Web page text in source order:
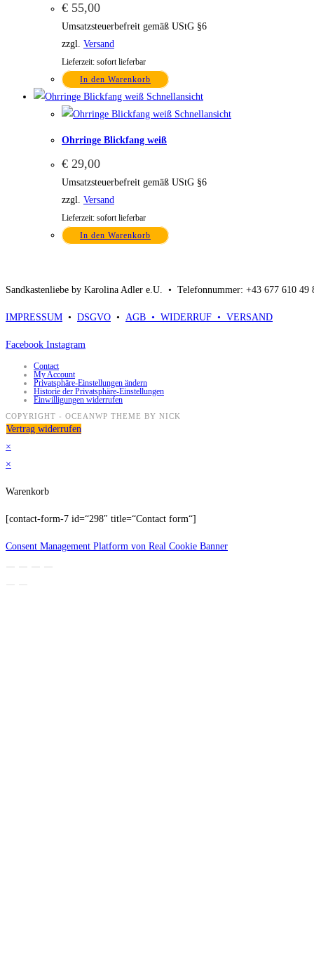
€ 55,00
Umsatzsteuerbefreit gemäß UStG §6
zzgl. Versand
Lieferzeit: sofort lieferbar
In den Warenkorb
Schnellansicht
Schnellansicht
Ohrringe Blickfang weiß
€ 29,00
Umsatzsteuerbefreit gemäß UStG §6
zzgl. Versand
Lieferzeit: sofort lieferbar
In den Warenkorb
Sandkastenliebe by Karolina Adler e.U. • Telefonnummer: +43 677 610
IMPRESSUM • DSGVO • AGB • WIDERRUF • VERSAND
Facebook Instagram
Contact
My Account
Privatsphäre-Einstellungen ändern
Historie der Privatsphäre-Einstellungen
Einwilligungen widerrufen
COPYRIGHT - OCEANWP THEME BY NICK
Vertrag widerrufen
×
×
Warenkorb
[contact-form-7 id=“298″ title=“Contact form“]
Consent Management Platform von Real Cookie Banner